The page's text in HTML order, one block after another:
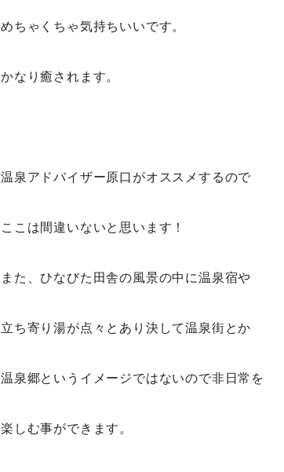
めちゃくちゃ気持ちいいです。
かなり癒されます。
温泉アドバイザー原口がオススメするので
ここは間違いないと思います！
また、ひなびた田舎の風景の中に温泉宿や
立ち寄り湯が点々とあり決して温泉街とか
温泉郷というイメージではないので非日常を
楽しむ事ができます。